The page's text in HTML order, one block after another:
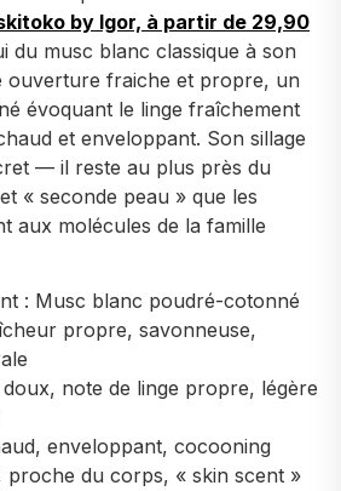
by Igor, à partir de 29,90
du musc blanc classique à son
ouverture fraiche et propre, un
évoquant le linge fraîchement
et enveloppant. Son sillage
— il reste au plus près du
« seconde peau » que les
aux molécules de la famille
: Musc blanc poudré-cotonné
propre, savonneuse,
note de linge propre, légère
enveloppant, cocooning
proche du corps, « skin scent »